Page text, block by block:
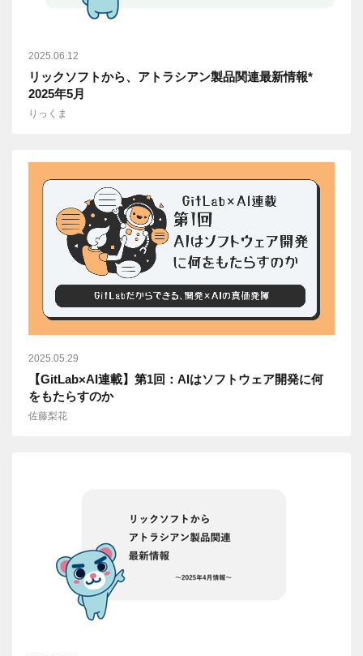
2025.06.12
リックソフトから、アトラシアン製品関連最新情報*
2025年5月
りっくま
2025.05.29
【GitLab×AI連載】第1回：AIはソフトウェア開発に何
をもたらすのか
佐藤梨花